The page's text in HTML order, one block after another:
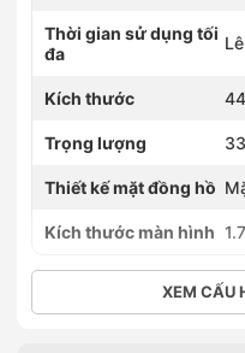
Thời gian sử dụng tối
đa
Kích thước
Trọng lượng
Thiết kế mặt đồng hồ
Kích thước màn hình
XEM CẤU